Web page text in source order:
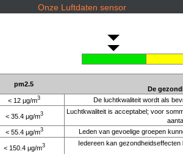
Onze Luftdaten sensor
pm2.5
De
< 12 μg/m3 De luchtkwaliteit wordt als
< 35.4 μg/m3
Luchtkwaliteit is acceptabel; voor
< 55.4 μg/m3 Leden van gevoelige groepen
< 150.4 μg/m3
Iedereen kan